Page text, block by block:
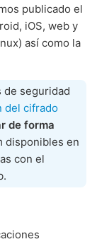
publicado el
iOS, web y
así como la
de seguridad
del cifrado
de forma
disponibles en
con el